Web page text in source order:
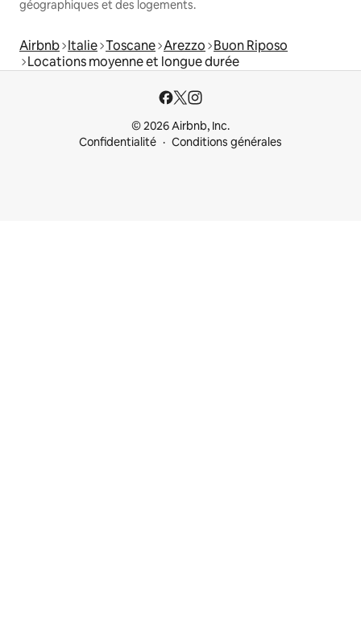
géographiques et des logements.
Airbnb Italie Toscane Arezzo Buon Riposo
Locations moyenne et longue durée
© 2026 Airbnb, Inc.
Confidentialité
Conditions générales